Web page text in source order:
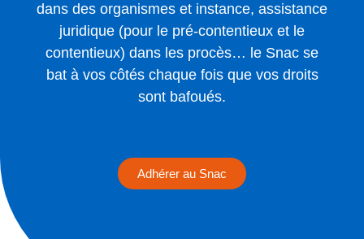
dans des organismes et instance, assistance
juridique (pour le pré-contentieux et le
contentieux) dans les procès… le Snac se
bat à vos côtés chaque fois que vos droits
sont bafoués.
Adhérer au Snac